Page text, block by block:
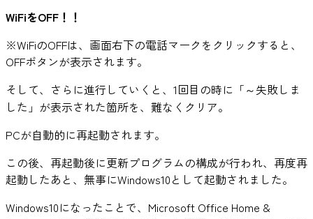
WiFiをOFF！！
※WiFiのOFFは、画面右下の電話マークをクリックすると、
OFFボタンが表示されます。
そして、さらに進行していくと、1回目の時に「～失敗しま
した」が表示された箇所を、難なくクリア。
PCが自動的に再起動されます。
この後、再起動後に更新プログラムの構成が行われ、再度再
起動したあと、無事にWindows10として起動されました。
Windows10になったことで、Microsoft Office Home &